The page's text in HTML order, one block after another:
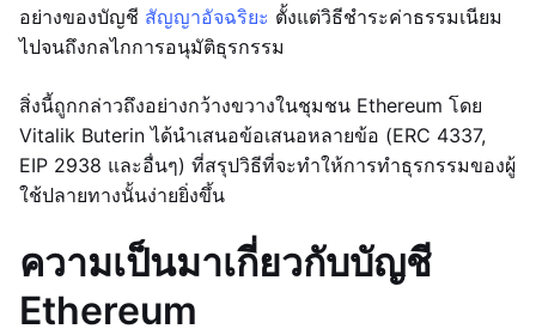
อย่างของบัญชี สัญญาอัจฉริยะ ตั้งแต่วิธีชำระค่าธรรมเนียม
ไปจนถึงกลไกการอนุมัติธุรกรรม
สิ่งนี้ถูกกล่าวถึงอย่างกว้างขวางในชุมชน Ethereum โดย
Vitalik Buterin ได้นำเสนอข้อเสนอหลายข้อ (ERC 4337,
EIP 2938 และอื่นๆ) ที่สรุปวิธีที่จะทำให้การทำธุรกรรมของผู้
ใช้ปลายทางนั้นง่ายยิ่งขึ้น
ความเป็นมาเกี่ยวกับบัญชี
Ethereum